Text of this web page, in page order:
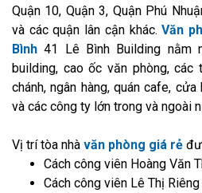
Quận 10, Quận 3, Quận Phú
và các quận lân cận khác.Văn
Bình 41 Lê Bình Building nằm
building, cao ốc văn phòng, các
chánh, ngân hàng, quán cafe,
và các công ty lớn trong và ngoài
Vị trí tòa nhà văn phòng giá rẻ
Cách công viên Hoàng Văn
Cách công viên Lê Thị Riêng